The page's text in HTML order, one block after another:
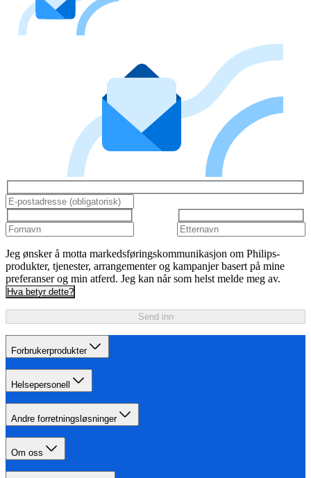
Jeg ønsker å motta markedsføringskommunikasjon om Philips-
produkter, tjenester, arrangementer og kampanjer basert på mine
preferanser og min atferd. Jeg kan når som helst melde meg av.
Hva betyr dette?
Send inn
Forbrukerprodukter
Helsepersonell
Andre forretningsløsninger
Om oss